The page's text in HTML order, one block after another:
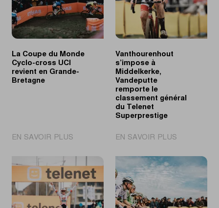
La Coupe du Monde
Cyclo-cross UCI
revient en Grande-
Bretagne
EN SAVOIR PLUS
Coupe
du
Monde
Cyclo-
cross
Vanthourenhout
s’impose à
Middelkerke,
Vandeputte
remporte le
classement général
du Telenet
Superprestige
EN SAVOIR PLUS
s’impose
Middelkerke,
Vandeputte
remporte